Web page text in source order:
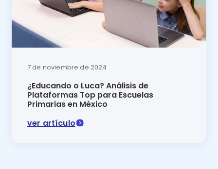
7 de noviembre de 2024
¿Educando o Luca? Análisis de
Plataformas Top para Escuelas
Primarias en México
ver artículo